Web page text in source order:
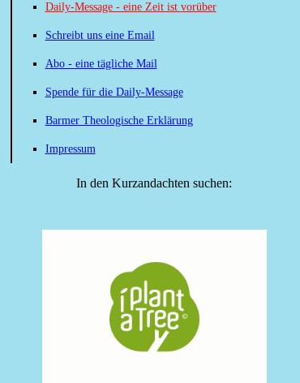
Daily-Message - eine Zeit ist vorüber
Schreibt uns eine Email
Abo - eine tägliche Mail
Spende für die Daily-Message
Barmer Theologische Erklärung
Impressum
In den Kurzandachten suchen: